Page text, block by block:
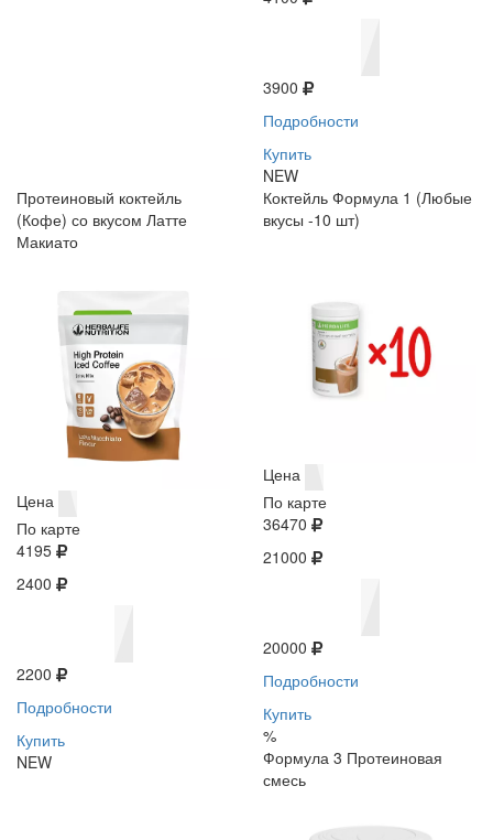
3900
Подробности
Купить
NEW
Протеиновый коктейль
(Кофе) со вкусом Латте
Макиато
Цена
По карте
4195
2400
2200
Подробности
Купить
NEW
Коктейль Формула 1 (Любые
вкусы -10 шт)
Цена
По карте
36470
21000
20000
Подробности
Купить
%
Формула 3 Протеиновая
смесь